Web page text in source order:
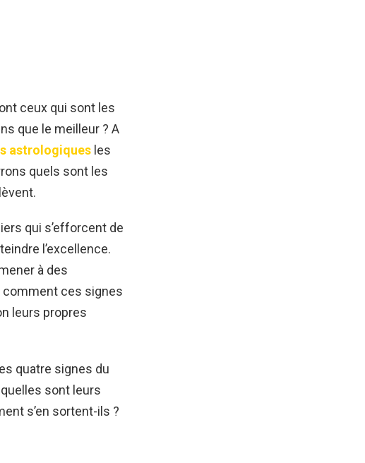
ceux qui sont les
que le meilleur ? A
astrologiques les
quels sont les
qui s’efforcent de
l’excellence.
à des
ces signes
leurs propres
quatre signes du
sont leurs
s’en sortent-ils ?